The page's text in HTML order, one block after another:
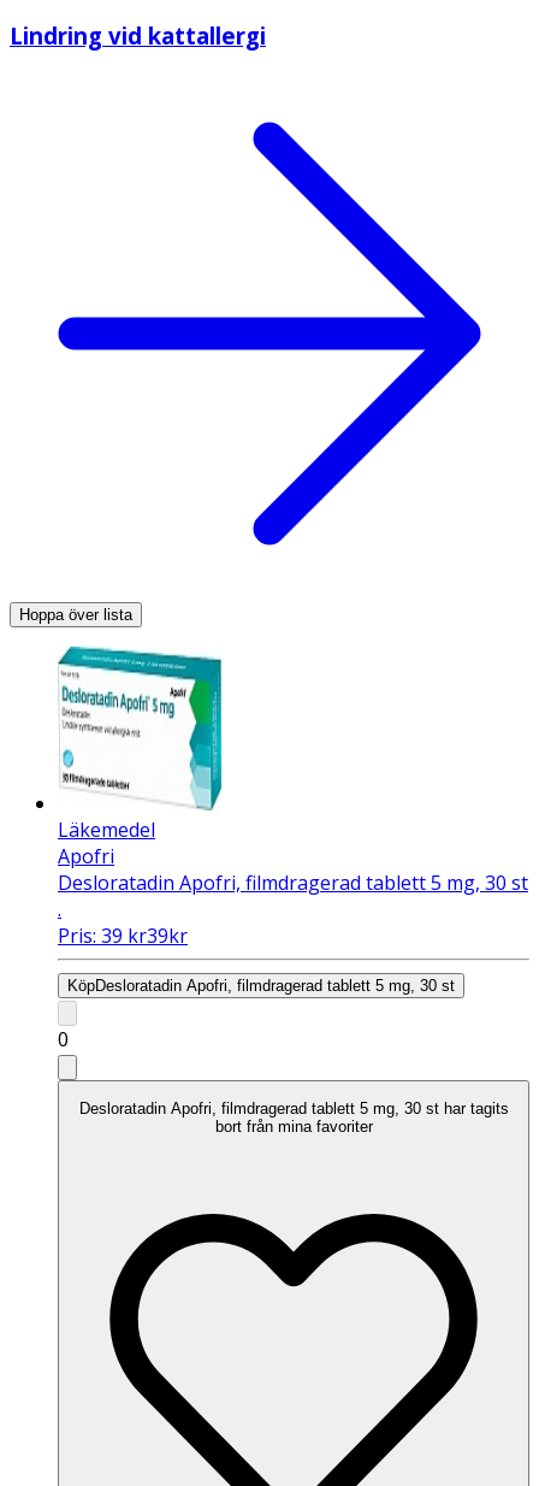
Lindring vid kattallergi
Hoppa över lista
Läkemedel
Apofri
Desloratadin Apofri, filmdragerad tablett 5 mg, 30 st
.
Pris: 39 kr39kr
KöpDesloratadin Apofri, filmdragerad tablett 5 mg, 30 st
0
Desloratadin Apofri, filmdragerad tablett 5 mg, 30 st har tagits
bort från mina favoriter